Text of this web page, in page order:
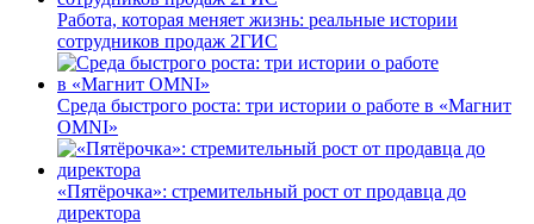
Работа, которая меняет жизнь: реальные истории
сотрудников продаж 2ГИС
Среда быстрого роста: три истории о работе в «Магнит
OMNI»
«Пятёрочка»: стремительный рост от продавца до
директора